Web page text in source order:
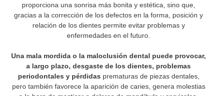
proporciona una sonrisa más bonita y estética, sino que,
gracias a la corrección de los defectos en la forma, posición y
relación de los dientes permite evitar problemas y
enfermedades en el futuro.
Una mala mordida o la maloclusión dental puede provocar,
a largo plazo, desgaste de los dientes, problemas
periodontales y pérdidas prematuras de piezas dentales,
pero también favorece la aparición de caries, genera molestias